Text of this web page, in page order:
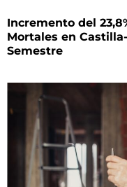
Incremento del
Mortales en
Semestre